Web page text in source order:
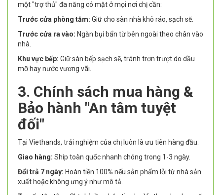
một "trợ thủ" đa năng có mặt ở mọi nơi chị cần:
Trước cửa phòng tắm: Giữ cho sàn nhà khô ráo, sạch sẽ.
Trước cửa ra vào: Ngăn bụi bẩn từ bên ngoài theo chân vào
nhà.
Khu vực bếp: Giữ sàn bếp sạch sẽ, tránh trơn trượt do dầu
mỡ hay nước vương vãi.
3. Chính sách mua hàng &
Bảo hành "An tâm tuyệt
đối"
Tại Viethands, trải nghiệm của chị luôn là ưu tiên hàng đầu:
Giao hàng: Ship toàn quốc nhanh chóng trong 1-3 ngày.
Đổi trả 7 ngày: Hoàn tiền 100% nếu sản phẩm lỗi từ nhà sản
xuất hoặc không ưng ý như mô tả.